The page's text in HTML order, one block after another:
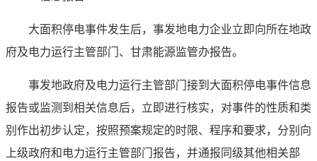
大面积停电事件发生后，事发地电力企业立即向所在地政
府及电力运行主管部门、甘肃能源监管办报告。
事发地政府及电力运行主管部门接到大面积停电事件信息
报告或监测到相关信息后，立即进行核实，对事件的性质和类
别作出初步认定，按照预案规定的时限、程序和要求，分别向
上级政府和电力运行主管部门报告，并通报同级其他相关部